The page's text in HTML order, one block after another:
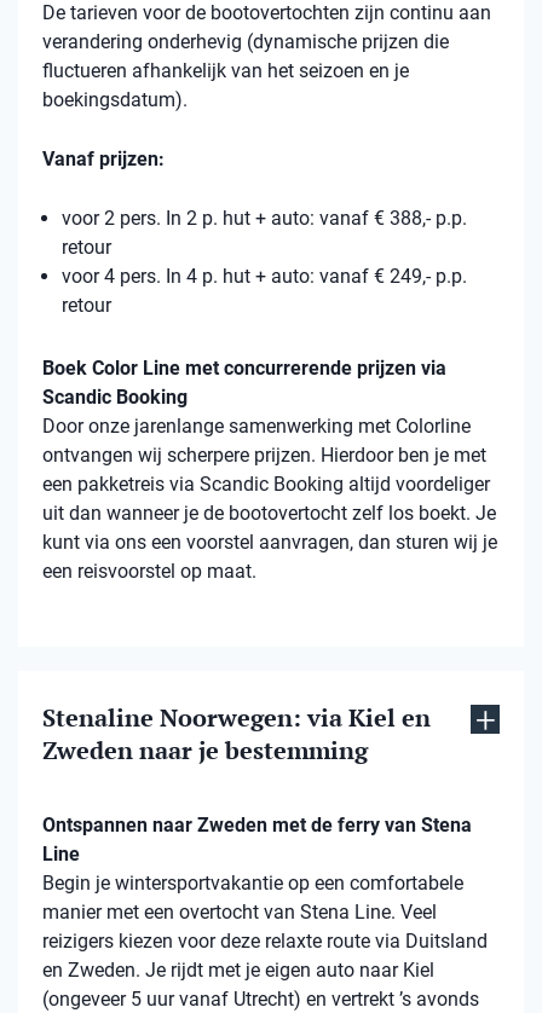
De tarieven voor de bootovertochten zijn continu aan
verandering onderhevig (dynamische prijzen die
fluctueren afhankelijk van het seizoen en je
boekingsdatum).
Vanaf prijzen:
voor 2 pers. In 2 p. hut + auto: vanaf € 388,- p.p.
retour
voor 4 pers. In 4 p. hut + auto: vanaf € 249,- p.p.
retour
Boek Color Line met concurrerende prijzen via
Scandic Booking
Door onze jarenlange samenwerking met Colorline
ontvangen wij scherpere prijzen. Hierdoor ben je met
een pakketreis via Scandic Booking altijd voordeliger
uit dan wanneer je de bootovertocht zelf los boekt. Je
kunt via ons een voorstel aanvragen, dan sturen wij je
een reisvoorstel op maat.
Stenaline Noorwegen: via Kiel en
Zweden naar je bestemming
Ontspannen naar Zweden met de ferry van Stena
Line
Begin je wintersportvakantie op een comfortabele
manier met een overtocht van Stena Line. Veel
reizigers kiezen voor deze relaxte route via Duitsland
en Zweden. Je rijdt met je eigen auto naar Kiel
(ongeveer 5 uur vanaf Utrecht) en vertrekt ’s avonds